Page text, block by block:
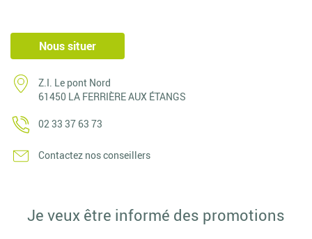
Nous situer
Z.I. Le pont Nord
61450 LA FERRIÈRE AUX ÉTANGS
02 33 37 63 73
Contactez nos conseillers
Je veux être informé des promotions